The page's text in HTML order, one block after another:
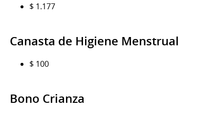
$ 1.177
Canasta de Higiene Menstrual
$ 100
Bono Crianza